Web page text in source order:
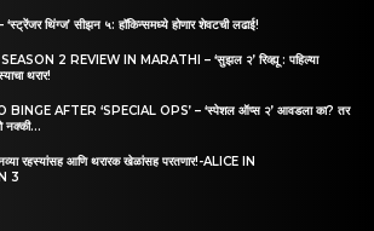
थिंग्ज’ सीझन ५: हॉकिन्समध्ये होणार शेवटची लढाई!
2 REVIEW IN MARATHI – ‘सुझल २’ रिव्ह्यू : पहिल्या
थरार!
AFTER ‘SPECIAL OPS’ – ‘स्पेशल ऑप्स २’ आवडला का? तर
नक्की...
रहस्यांसह आणि थरारक खेळांसह परतणार!-ALICE IN
3